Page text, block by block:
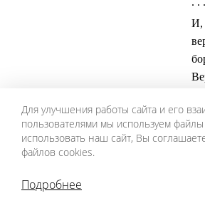
И,
Стоит ли революция развала
Отзвуки этого отрицания
российской прессе в 2012 году
Чулпан Хаматовой, сказавшей, что
Для улучшения работы сайта и его
пользователями мы используем
использовать наш сайт, Вы
файлов cookies.
Подробнее